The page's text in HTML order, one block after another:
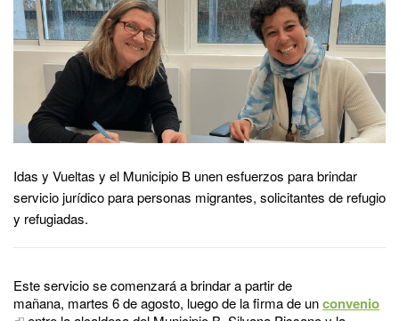
Idas y Vueltas y el Municipio B unen esfuerzos para brindar
servicio jurídico para personas migrantes, solicitantes de refugio
y refugiadas.
Este servicio se comenzará a brindar a partir de
mañana, martes 6 de agosto, luego de la firma de unconvenio